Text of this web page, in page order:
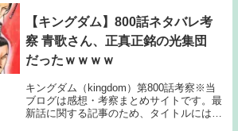
【キングダム】800話ネタバレ考
察 青歌さん、正真正銘の光集団
だったｗｗｗｗ
キングダム（kingdom）第800話考察※当
ブログは感想・考察まとめサイトです。最
新話に関する記事のため、タイトルにはネ